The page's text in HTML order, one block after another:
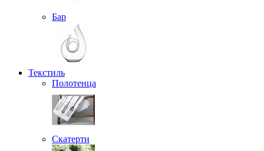
Бар
Текстиль
Полотенца
Скатерти